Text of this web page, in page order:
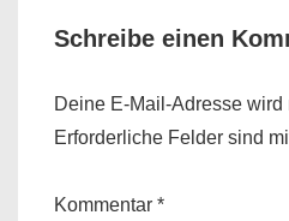
Schreibe einen
Deine E-Mail-Adresse wird
Erforderliche Felder sind
Kommentar *